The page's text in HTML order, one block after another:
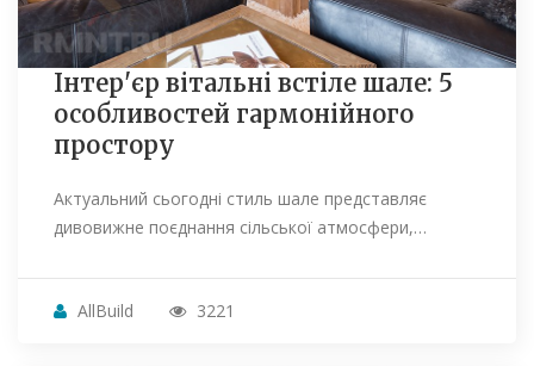
Інтер'єр вітальні встіле шале: 5
особливостей гармонійного
простору
Актуальний сьогодні стиль шале представляє
дивовижне поєднання сільської атмосфери,…
AllBuild 3221